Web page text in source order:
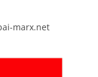
marx.net